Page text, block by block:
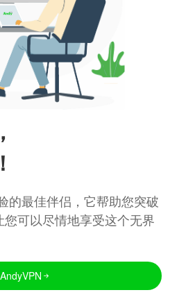
的最佳伴侣，它帮助您突破
可以尽情地享受这个无界